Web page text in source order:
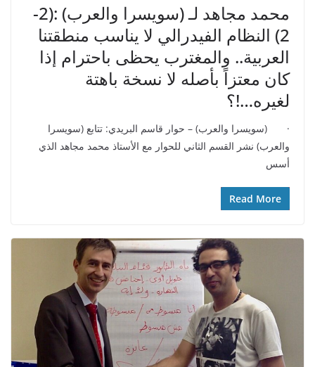
محمد مجاهد لـ (سويسرا والعرب) :(2-
2) النظام الفيدرالي لا يناسب منطقتنا
العربية.. والمغترب يحظى باحترام إذا
كان معتزاً بأصله لا نسخة باهتة
لغيره…!؟
· (سويسرا والعرب) – حوار قاسم البريدي: تتابع (سويسرا
والعرب) نشر القسم الثاني للحوار مع الأستاذ محمد مجاهد الذي
أسس
Read More